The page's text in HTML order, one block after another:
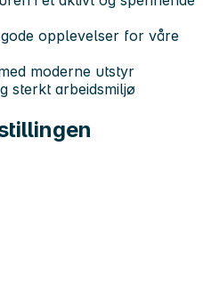
opplevelser for våre
moderne utstyr
sterkt arbeidsmiljø